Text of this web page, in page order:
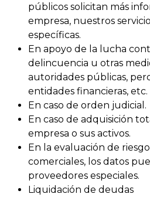
públicos solicitan más
empresa, nuestros
específicas.
En apoyo de la lucha
delincuencia u otras
autoridades públicas,
entidades financieras, etc.
En caso de orden judicial.
En caso de adquisición
empresa o sus activos.
En la evaluación de
comerciales, los datos
proveedores especiales.
Liquidación de deudas